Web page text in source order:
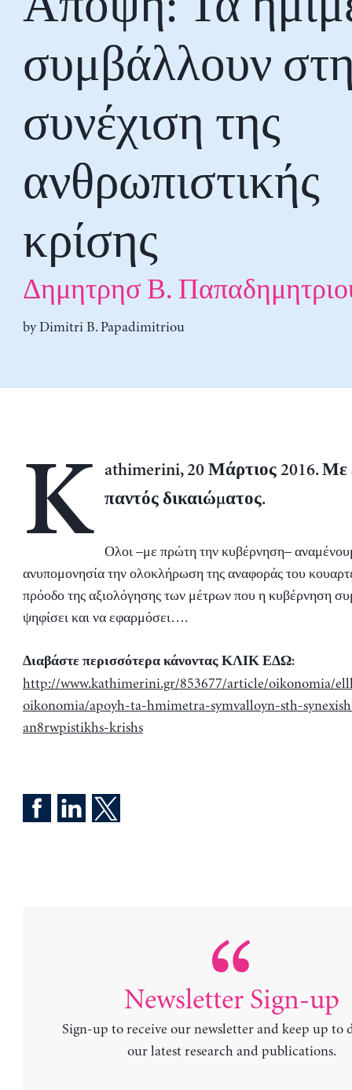
συμβάλλουν
συνέχιση της
ανθρωπιστικής
κρίσης
Δημητρησ Β.
byDimitri B. Papadimitriou
K
athimerini, 20 Μάρτιος 2016. Με
παντός δικαιώματος.
Ο​​λοι –με πρώτη την κυβέρνηση–
ανυπομονησία την ολοκλήρωση της αναφοράς του
πρόοδο της αξιολόγησης των μέτρων που η κυβέρνηση
ψηφίσει και να εφαρμόσει….
Διαβάστε περισσότερα κάνοντας ΚΛΙΚ ΕΔΩ:
http://www.kathimerini.gr/853677/article/oikonomia/
oikonomia/apoyh-ta-hmimetra-symvalloyn-sth-
an8rwpistikhs-krishs
Newsletter Sign-up
Sign-up to receive our newsletter and keep up to
our latest research and publications.